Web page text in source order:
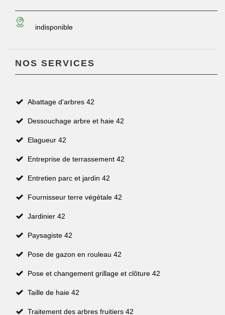
indisponible
NOS SERVICES
Abattage d'arbres 42
Dessouchage arbre et haie 42
Elagueur 42
Entreprise de terrassement 42
Entretien parc et jardin 42
Fournisseur terre végétale 42
Jardinier 42
Paysagiste 42
Pose de gazon en rouleau 42
Pose et changement grillage et clôture 42
Taille de haie 42
Traitement des arbres fruitiers 42